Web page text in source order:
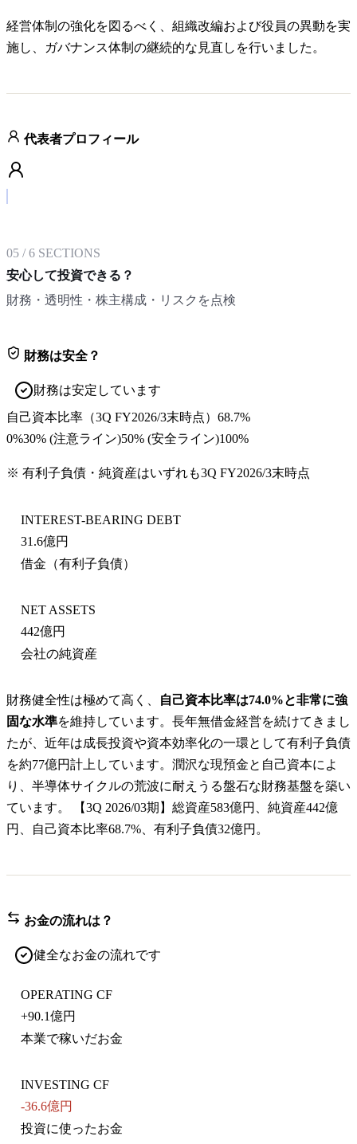
経営体制の強化を図るべく、組織改編および役員の異動を実
施し、ガバナンス体制の継続的な見直しを行いました。
代表者プロフィール
05 /6 SECTIONS
安心して投資できる？
財務・透明性・株主構成・リスクを点検
財務は安全？
財務は安定しています
自己資本比率 （3Q FY2026/3末時点） 68.7%
0%30% (注意ライン)50% (安全ライン)100%
※ 有利子負債・純資産はいずれも3Q FY2026/3末時点
INTEREST-BEARING DEBT
31.6億円
借金（有利子負債）
NET ASSETS
442億円
会社の純資産
財務健全性は極めて高く、
自己資本比率は74.0%と非常に強
固な水準を維持しています。長年無借金経営を続けてきまし
たが、近年は成長投資や資本効率化の一環として有利子負債
を約77億円計上しています。潤沢な現預金と自己資本によ
り、半導体サイクルの荒波に耐えうる盤石な財務基盤を築い
ています。 【3Q 2026/03期】総資産583億円、純資産442億
円、自己資本比率68.7%、有利子負債32億円。
お金の流れは？
健全なお金の流れです
OPERATING CF
+90.1億円
本業で稼いだお金
INVESTING CF
-36.6億円
投資に使ったお金